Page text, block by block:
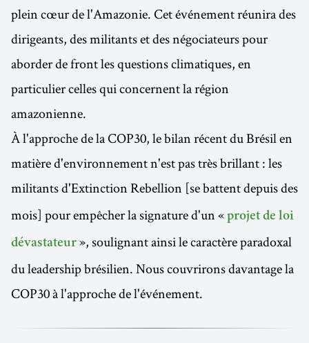
plein cœur de l'Amazonie. Cet événement réunira des
dirigeants, des militants et des négociateurs pour
aborder de front les questions climatiques, en
particulier celles qui concernent la région
amazonienne.
À l'approche de la COP30, le bilan récent du Brésil en
matière d'environnement n'est pas très brillant : les
militants d'Extinction Rebellion [se battent depuis des
mois] pour empêcher la signature d'un « projet de loi
dévastateur », soulignant ainsi le caractère paradoxal
du leadership brésilien. Nous couvrirons davantage la
COP30 à l'approche de l'événement.